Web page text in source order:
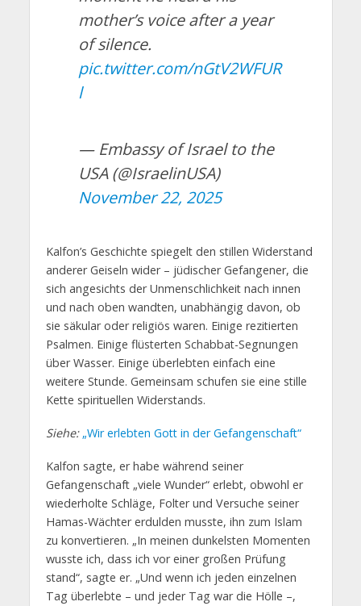
mother’s voice after a year
of silence.
pic.twitter.com/nGtV2WFUR
l
— Embassy of Israel to the
USA (@IsraelinUSA)
November 22, 2025
Kalfon’s Geschichte spiegelt den stillen Widerstand
anderer Geiseln wider – jüdischer Gefangener, die
sich angesichts der Unmenschlichkeit nach innen
und nach oben wandten, unabhängig davon, ob
sie säkular oder religiös waren. Einige rezitierten
Psalmen. Einige flüsterten Schabbat-Segnungen
über Wasser. Einige überlebten einfach eine
weitere Stunde. Gemeinsam schufen sie eine stille
Kette spirituellen Widerstands.
Siehe: „Wir erlebten Gott in der Gefangenschaft“
Kalfon sagte, er habe während seiner
Gefangenschaft „viele Wunder“ erlebt, obwohl er
wiederholte Schläge, Folter und Versuche seiner
Hamas-Wächter erdulden musste, ihn zum Islam
zu konvertieren. „In meinen dunkelsten Momenten
wusste ich, dass ich vor einer großen Prüfung
stand“, sagte er. „Und wenn ich jeden einzelnen
Tag überlebte – und jeder Tag war die Hölle –,